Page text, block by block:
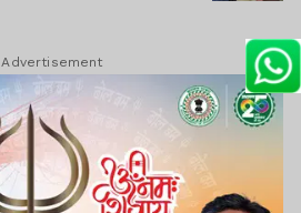
Advertisement